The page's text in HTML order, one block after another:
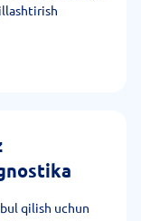
qilish uchun